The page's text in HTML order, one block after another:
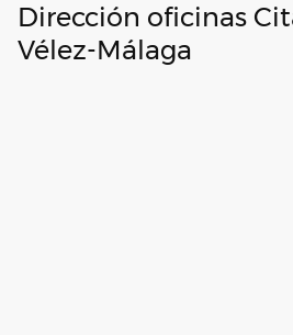
Dirección oficinas
Vélez-Málaga